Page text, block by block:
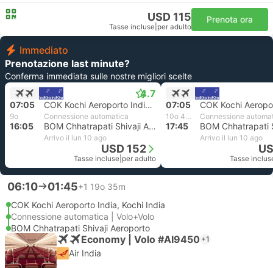
USD 115
Tasse incluse per adulto
Prenota ora
Immediato
Prenotazione last minute?
Conferma immediata sulle nostre migliori scelte
4.7
07:05 COK Kochi Aeroporto India, Kochi India
9o Connessione automatica
16:05 BOM Chhatrapati Shivaji Aeroporto
Arrivo il lun 10 ago
USD 152
Tasse incluse per adulto
07:05
10o 40m Connessione
17:45
Arrivo il lun 10 ago
Tasse
06:10 01:45+1 19o 35m
COK Kochi Aeroporto India, Kochi India
Connessione automatica | Volo+Volo
BOM Chhatrapati Shivaji Aeroporto
Economy | Volo #AI9450 +1
Air India